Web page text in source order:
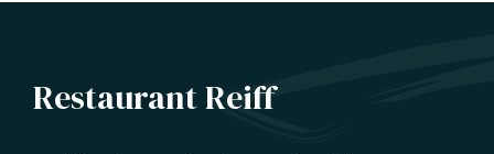
Restaurant Reiff